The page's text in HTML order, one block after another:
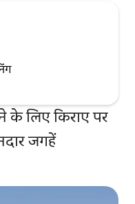
के लिए किराए पर
जगहें